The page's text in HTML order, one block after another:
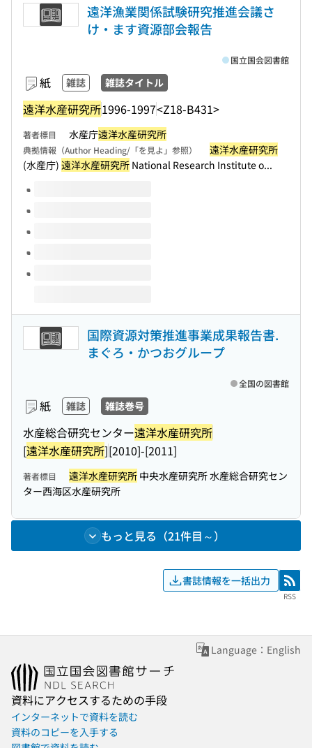
遠洋漁業関係試験研究推進会議さ
け・ます資源部会報告
紙 雑誌 雑誌タイトル
遠洋水産研究所1996-1997<Z18-B431>
国立国会図書館
著者標目 水産庁遠洋水産研究所
典拠情報（Author Heading/「を見よ」参照）
遠洋水産研究所
(水産庁) 遠洋水産研究所 National Research Institute o...
このタイトルの巻号
国際資源対策推進事業成果報告書.
まぐろ・かつおグループ
紙 雑誌 雑誌巻号
水産総合研究センター遠洋水産研究所
[遠洋水産研究所][2010]-[2011]
全国の図書館
著者標目 遠洋水産研究所 中央水産研究所 水産総合研究セン
ター西海区水産研究所
もっと見る（21件目～）
書誌情報を一括出力 RSS
RSS
Language：English
資料にアクセスするための手段
インターネットで資料を読む
資料のコピーを入手する